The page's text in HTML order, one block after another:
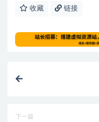
收藏 链接
下一篇